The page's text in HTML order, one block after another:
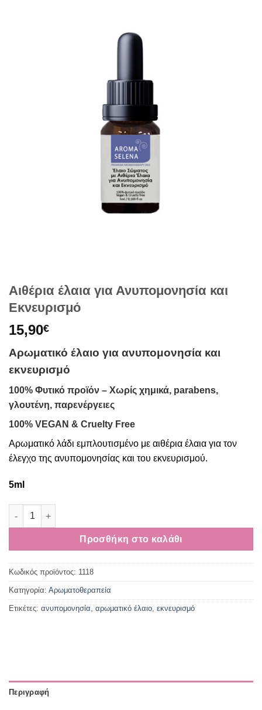
Αιθέρια έλαια για Ανυπομονησία και
Εκνευρισμό
15,90€
Αρωματικό έλαιο για ανυπομονησία και
εκνευρισμό
100% Φυτικό προϊόν – Xωρίς χημικά, parabens,
γλουτένη, παρενέργειες
100% VEGAN & Cruelty Free
Αρωματικό λάδι εμπλουτισμένο με αιθέρια έλαια για τον
έλεγχο της ανυπομονησίας και του εκνευρισμού.
5ml
Αιθέρια έλαια για Ανυπομονησία και Εκνευρισμό ποσότητα
Προσθήκη στο καλάθι
Κωδικός προϊόντος: 1118
Κατηγορία: Αρωματοθεραπεία
Ετικέτες: ανυπομονησία, αρωματικό έλαιο, εκνευρισμό
Περιγραφή